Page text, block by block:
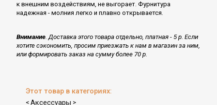
к внешним воздействиям, не выгорает. Фурнитура
надежная - молния легко и плавно открывается.
Внимание. Доставка этого товара отдельно, платная - 5 р. Если
хотите сэкономить, просим приезжать к нам в магазин за ним,
или формировать заказ на сумму более 70 р.
Этот товар в категориях:
< Аксессуары >